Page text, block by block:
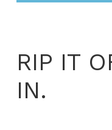
RIP IT
IN.